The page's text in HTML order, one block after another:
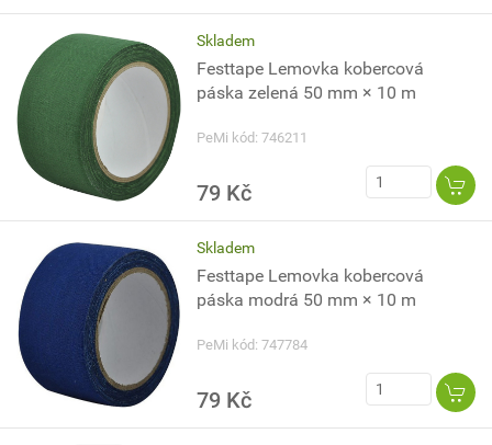
Skladem
Festtape Lemovka kobercová
páska zelená 50 mm × 10 m
PeMi kód: 746211
79 Kč
Skladem
Festtape Lemovka kobercová
páska modrá 50 mm × 10 m
PeMi kód: 747784
79 Kč